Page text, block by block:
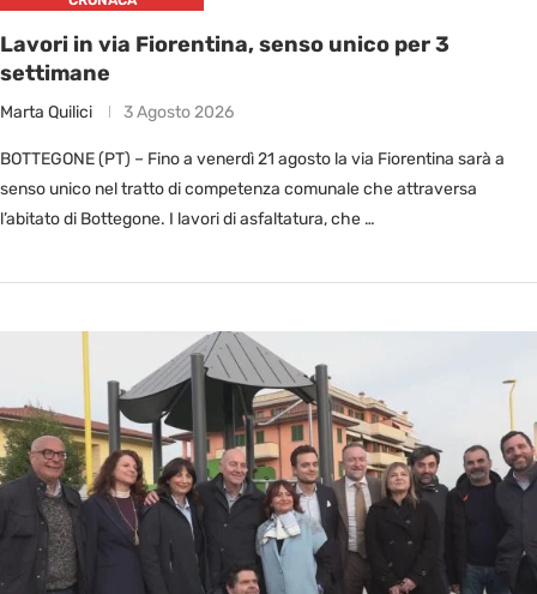
Lavori in via Fiorentina, senso unico per 3
settimane
Marta Quilici 3 Agosto 2026
BOTTEGONE (PT) – Fino a venerdì 21 agosto la via Fiorentina sarà a
senso unico nel tratto di competenza comunale che attraversa
l’abitato di Bottegone. I lavori di asfaltatura, che …